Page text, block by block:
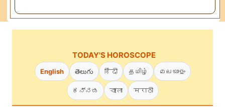
TODAY'S HOROSCOPE
English తెలుగు हिंदी தமிழ் മലയാളം
ಕನ್ನಡ বাংলা मराठी